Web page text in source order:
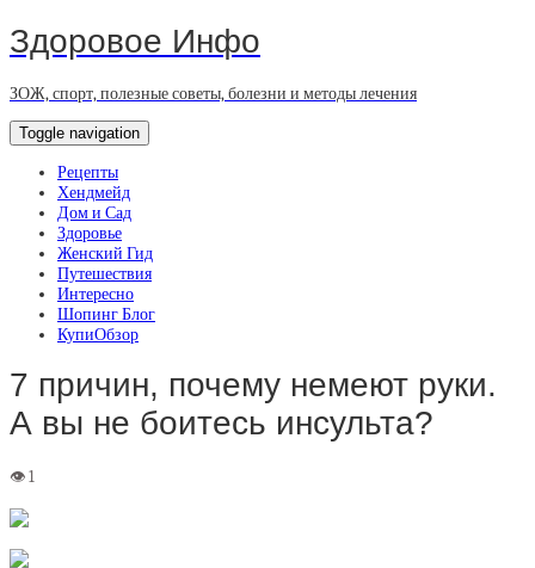
Здоровое Инфо
ЗОЖ, спорт, полезные советы, болезни и методы лечения
Toggle navigation
Рецепты
Хендмейд
Дом и Сад
Здоровье
Женский Гид
Путешествия
Интересно
Шопинг Блог
КупиОбзор
7 причин, почему немеют руки.
А вы не боитесь инсульта?